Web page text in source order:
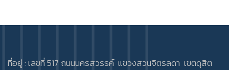
ที่อยู่ : เลขที่ 517 ถนนนครสวรรค์ แขวงสวนจิตรลดา เขตดุสิต